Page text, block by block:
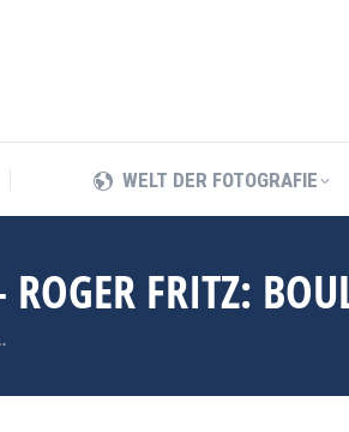
WELT DER FOTOGRAFIE
FRITZ: